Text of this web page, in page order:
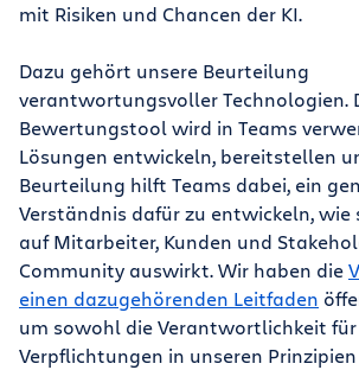
mit Risiken und Chancen der KI.
Dazu gehört unsere Beurteilung
verantwortungsvoller Technologien.
Bewertungstool wird in Teams
Lösungen entwickeln, bereitstellen
Beurteilung hilft Teams dabei, ein
Verständnis dafür zu entwickeln, wie
auf Mitarbeiter, Kunden und
Community auswirkt. Wir haben die
einen dazugehörenden Leitfaden
um sowohl die Verantwortlichkeit
Verpflichtungen in unseren Prinzipien